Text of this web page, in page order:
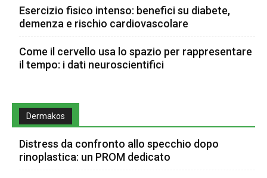
Esercizio fisico intenso: benefici su diabete,
demenza e rischio cardiovascolare
Come il cervello usa lo spazio per rappresentare
il tempo: i dati neuroscientifici
Dermakos
Distress da confronto allo specchio dopo
rinoplastica: un PROM dedicato